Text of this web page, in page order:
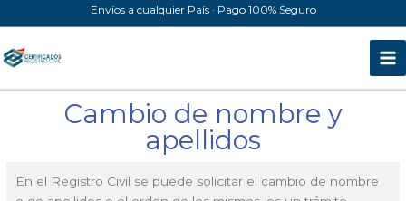
al
contenido
Envíos a cualquier País · Pago 100% Seguro
Cambio de nombre y
apellidos
En el Registro Civil se puede solicitar el cambio de nombre